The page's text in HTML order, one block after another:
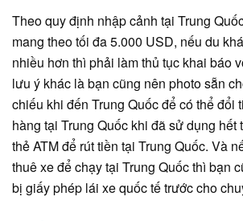
Theo quy định nhập cảnh tại Trung
mang theo tối đa 5.000 USD, nếu du
nhiều hơn thì phải làm thủ tục khai báo
lưu ý khác là bạn cũng nên photo sẵn
chiếu khi đến Trung Quốc để có thể đổi
hàng tại Trung Quốc khi đã sử dụng hết
thẻ ATM để rút tiền tại Trung Quốc. Và
thuê xe để chạy tại Trung Quốc thì bạn
bị giấy phép lái xe quốc tế trước cho